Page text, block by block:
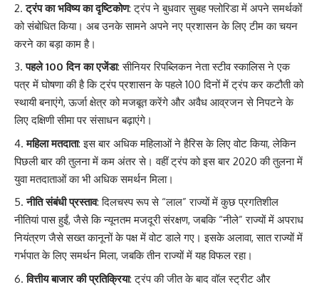
ट्रंप का भविष्य का दृष्टिकोण: ट्रंप ने बुधवार सुबह फ्लोरिडा में अपने समर्थकों
को संबोधित किया। अब उनके सामने अपने नए प्रशासन के लिए टीम का चयन
करने का बड़ा काम है।
पहले 100 दिन का एजेंडा: सीनियर रिपब्लिकन नेता स्टीव स्कालिस ने एक
पत्र में घोषणा की है कि ट्रंप प्रशासन के पहले 100 दिनों में ट्रंप कर कटौती को
स्थायी बनाएंगे, ऊर्जा क्षेत्र को मजबूत करेंगे और अवैध आव्रजन से निपटने के
लिए दक्षिणी सीमा पर संसाधन बढ़ाएंगे।
महिला मतदाता: इस बार अधिक महिलाओं ने हैरिस के लिए वोट किया, लेकिन
पिछली बार की तुलना में कम अंतर से। वहीं ट्रंप को इस बार 2020 की तुलना में
युवा मतदाताओं का भी अधिक समर्थन मिला।
नीति संबंधी प्रस्ताव: दिलचस्प रूप से “लाल” राज्यों में कुछ प्रगतिशील
नीतियां पास हुईं, जैसे कि न्यूनतम मजदूरी संरक्षण, जबकि “नीले” राज्यों में अपराध
नियंत्रण जैसे सख्त कानूनों के पक्ष में वोट डाले गए। इसके अलावा, सात राज्यों में
गर्भपात के लिए समर्थन मिला, जबकि तीन राज्यों में यह विफल रहा।
वित्तीय बाजार की प्रतिक्रिया: ट्रंप की जीत के बाद वॉल स्ट्रीट और